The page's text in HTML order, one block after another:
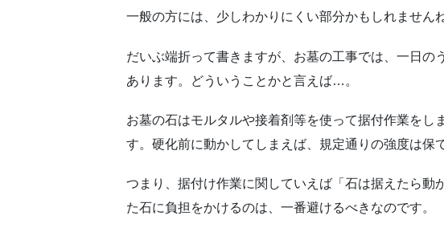
一般の方には、少しわかりにくい部分かもしれませんね
だいぶ端折って書きますが、お墓の工事では、一日の
あります。どういうことかと言えば…。
お墓の石はモルタルや接着剤等を使って据付作業を
す。硬化前に動かしてしまえば、規定通りの強度は保
つまり、据付け作業に関していえば「石は据えたら
た石に負担をかけるのは、一番避けるべきなのです。